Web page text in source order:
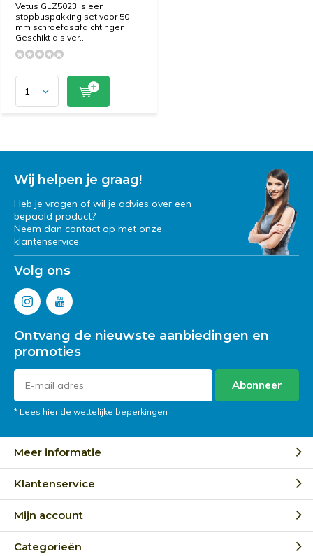
Vetus GLZ5023 is een
stopbuspakking set voor 50
mm schroefasafdichtingen.
Geschikt als ver...
Wij helpen je graag!
Heb je vragen of wil je advies over een
bepaald product?
Neem dan contact op met onze
klantenservice.
Volg ons
Ontvang de nieuwste aanbiedingen en
promoties
Abonneer
* Lees hier de wettelijke beperkingen
Meer informatie
Klantenservice
Mijn account
Categorieën